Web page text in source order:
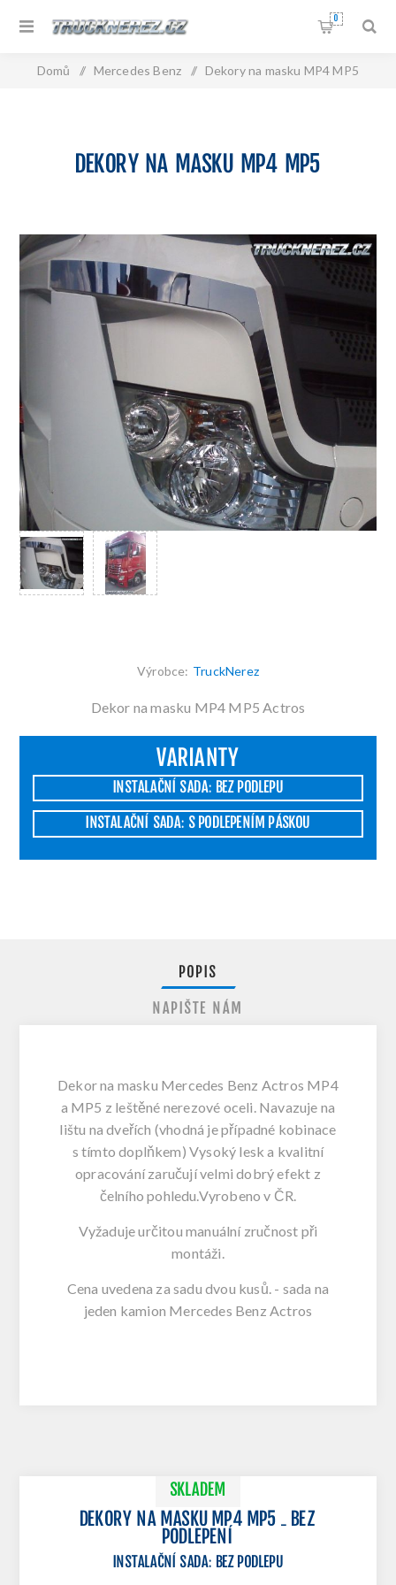
0
Domů / Mercedes Benz / Dekory na masku MP4 MP5
DEKORY NA MASKU MP4 MP5
Výrobce: TruckNerez
Dekor na masku MP4 MP5 Actros
VARIANTY
INSTALAČNÍ SADA: BEZ PODLEPU
INSTALAČNÍ SADA: S PODLEPENÍM PÁSKOU
POPIS
NAPIŠTE NÁM
Dekor na masku Mercedes Benz Actros MP4
a MP5 z leštěné nerezové oceli. Navazuje na
lištu na dveřích (vhodná je případné kobinace
s tímto doplňkem) Vysoký lesk a kvalitní
opracování zaručují velmi dobrý efekt z
čelního pohledu.Vyrobeno v ČR.
Vyžaduje určitou manuální zručnost při
montáži.
Cena uvedena za sadu dvou kusů. - sada na
jeden kamion Mercedes Benz Actros
DEKORY NA MASKU MP4 MP5 - BEZ
PODLEPENÍ
INSTALAČNÍ SADA: BEZ PODLEPU
SKLADEM